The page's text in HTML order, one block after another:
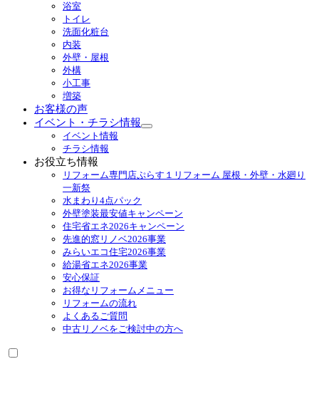
ニ
ュ
開
浴室
トイレ
洗面化粧台
内装
外壁・屋根
外構
小工事
増築
お客様の声
イベント・チラシ情報
サ
ニ
ュ
を
展
開
イベント情報
チラシ情報
お役立ち情報
リフォーム専門店ぷらす１リフォーム 屋根・外壁・水廻り
一新祭
水まわり4点パック
外壁塗装最安値キャンペーン
住宅省エネ2026キャンペーン
先進的窓リノベ2026事業
みらいエコ住宅2026事業
給湯省エネ2026事業
安心保証
お得なリフォームメニュー
リフォームの流れ
よくあるご質問
中古リノベをご検討中の方へ